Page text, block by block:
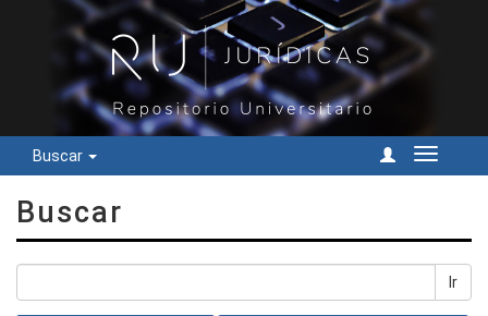
Buscar
Cambiar
Buscar
Ir